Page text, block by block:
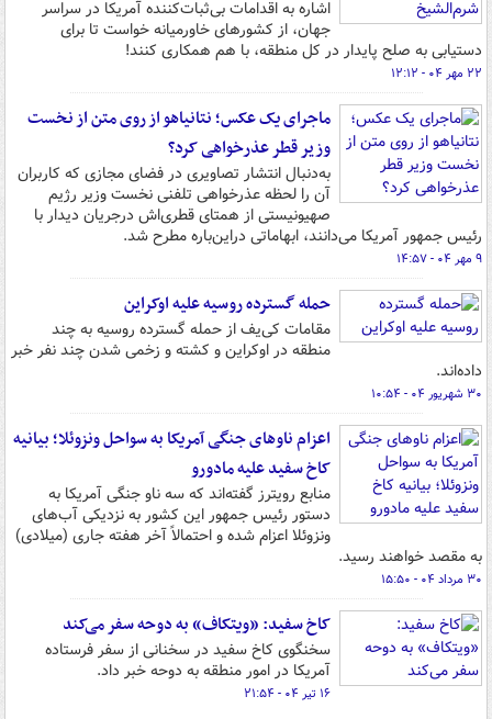
اشاره به اقدامات بی‌ثبات‌کننده آمریکا در سراسر
جهان، از کشورهای خاورمیانه خواست تا برای
دستیابی به صلح پایدار در کل منطقه، با هم همکاری کنند!
۲۲ مهر ۰۴ - ۱۲:۱۲
ماجرای یک عکس؛ نتانیاهو از روی متن از نخست
وزیر قطر عذرخواهی کرد؟
به‌دنبال انتشار تصاویری در فضای مجازی که کاربران
آن را لحظه عذرخواهی تلفنی نخست وزیر رژیم
صهیونیستی از همتای قطری‌اش درجریان دیدار با
رئیس جمهور آمریکا می‌دانند، ابهاماتی دراین‌باره مطرح شد.
۹ مهر ۰۴ - ۱۴:۵۷
حمله گسترده روسیه علیه اوکراین
مقامات کی‌یف از حمله گسترده روسیه به چند
منطقه در اوکراین و کشته و زخمی شدن چند نفر خبر
داده‌اند.
۳۰ شهریور ۰۴ - ۱۰:۵۴
اعزام ناوهای جنگی آمریکا به سواحل ونزوئلا؛ بیانیه
کاخ سفید علیه مادورو
منابع رویترز گفته‌اند که سه ناو جنگی آمریکا به
دستور رئیس جمهور این کشور به نزدیکی آب‌های
ونزوئلا اعزام شده و احتمالاً آخر هفته جاری (میلادی)
به مقصد خواهند رسید.
۳۰ مرداد ۰۴ - ۱۵:۵۰
کاخ سفید: «ویتکاف» به دوحه سفر می‌کند
سخنگوی کاخ سفید در سخنانی از سفر فرستاده
آمریکا در امور منطقه به دوحه خبر داد.
۱۶ تیر ۰۴ - ۲۱:۵۴